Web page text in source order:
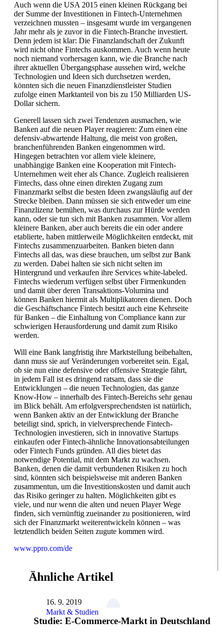
Auch wenn die USA 2015 einen kleinen Rückgang bei
der Summe der Investitionen in Fintech-Unternehmen
verzeichnen mussten – insgesamt wurde im vergangenen
Jahr mehr als je zuvor in die Fintech-Branche investiert.
Denn jedem ist klar: Die Finanzlandschaft der Zukunft
wird nicht ohne Fintechs auskommen. Auch wenn heute
noch niemand vorhersagen kann, wie die Branche nach
ihrer aktuellen Übergangsphase aussehen wird, welche
Technologien und Ideen sich durchsetzen werden,
könnten sich die neuen Finanzdienstleister Studien
zufolge einen Marktanteil von bis zu 150 Milliarden US-
Dollar sichern.
Generell lassen sich zwei Tendenzen ausmachen, wie
Banken auf die neuen Player reagieren: Zum einen eine
defensiv-abwartende Haltung, die meist von großen,
branchenführenden Banken eingenommen wird.
Hingegen betrachten vor allem viele kleinere,
unabhängige Banken eine Kooperation mit Fintech-
Unternehmen weit eher als Chance. Zugleich realisieren
Fintechs, dass ohne einen direkten Zugang zum
Finanzmarkt selbst die besten Ideen zwangsläufig auf der
Strecke bleiben. Dann müssen sie sich entweder um eine
Finanzlizenz bemühen, was durchaus zur Hürde werden
kann, oder sie tun sich mit Banken zusammen. Vor allem
kleinere Banken, aber auch bereits die ein oder andere
etablierte, haben mittlerweile Möglichkeiten entdeckt, mit
Fintechs zusammenzuarbeiten. Banken bieten dann
Fintechs all das, was diese brauchen, um selbst zur Bank
zu werden. Dabei halten sie sich nicht selten im
Hintergrund und verkaufen ihre Services white-labeled.
Fintechs wiederum verfügen selbst über Firmenkunden
und damit über deren Transaktions-Volumina und
können Banken hiermit als Multiplikatoren dienen. Doch
die Geschäftschance Fintech besitzt auch eine Kehrseite
für Banken – die Einhaltung von Compliance kann zur
schwierigen Herausforderung und damit zum Risiko
werden.
Will eine Bank langfristig ihre Marktstellung beibehalten,
dann muss sie auf Veränderungen vorbereitet sein. Egal,
ob sie nun eine defensive oder offensive Strategie fährt,
in jedem Fall ist es dringend ratsam, dass sie die
Entwicklungen – die neuen Technologien, das ganze
Know-How – innerhalb des Fintech-Bereichs sehr genau
im Blick behält. Am erfolgversprechendsten ist natürlich,
wenn Banken aktiv an der Entwicklung der Branche
beteiligt sind, sprich, in vielversprechende Fintech-
Technologien investieren, sich in innovative Startups
einkaufen oder Fintech-ähnliche Innovationsabteilungen
oder Fintech Funds gründen. All dies bietet das
notwendige Potential, mit dem Markt zu wachsen.
Banken, denen die damit verbundenen Risiken zu hoch
sind, könnten sich beispielsweise mit anderen Banken
zusammentun, um die Investitionskosten und damit auch
das Risiko geringer zu halten. Möglichkeiten gibt es
viele, und nur wenn die alten und neuen Player Wege
finden, sich vernünftig zueinander zu positionieren, wird
sich der Finanzmarkt weiterentwickeln können – was
letztendlich beiden Seiten zugute kommen wird.
www.ppro.com/de
Ähnliche Artikel
16. 9. 2019
Markt & Studien
Studie: E-Commerce-Markt in Deutschland